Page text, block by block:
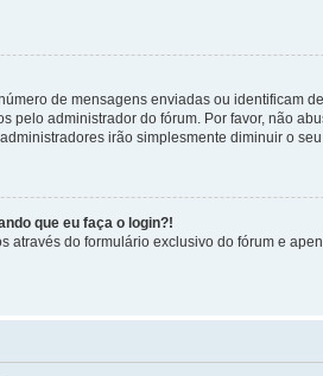
de mensagens enviadas ou identificam
pelo administrador do fórum. Por favor, não
irão simplesmente diminuir o
que eu faça o login?!
do formulário exclusivo do fórum e